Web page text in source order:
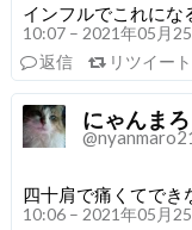
インフルでこれにな
10:07 – 2021年05月
返信
リツイート
にゃんまろ
四十肩で痛くてでき
10:06 – 2021年05月